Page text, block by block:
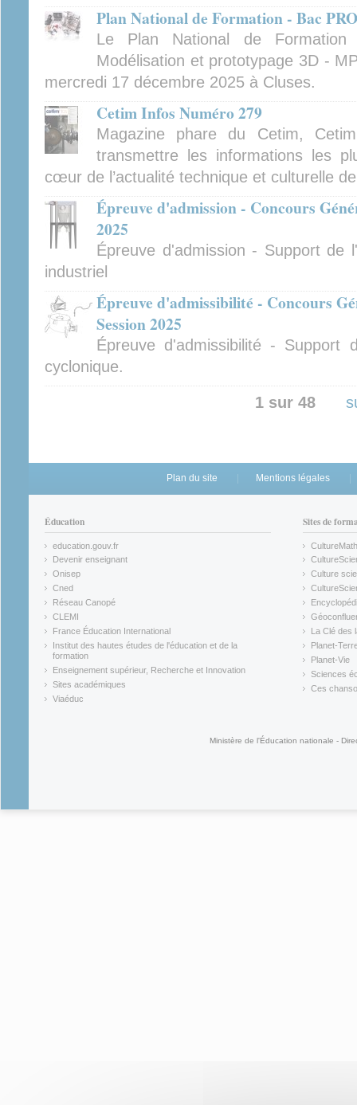
Plan National de Formation - Bac
Le Plan National de
Modélisation et prototypage 3D -
mercredi 17 décembre 2025 à Cluses.
Cetim Infos Numéro 279
Magazine phare du Cetim,
transmettre les informations les
cœur de l’actualité technique et culturelle
Épreuve d'admission - Concours
2025
Épreuve d'admission - Support de
industriel
Épreuve d'admissibilité - Concours
Session 2025
Épreuve d'admissibilité - Support
cyclonique.
1 sur 48
Plan du site Mentions légales
Éducation
education.gouv.fr
(link is external)
Devenir enseignant
(link is external)
Onisep
(link is external)
Cned
(link is external)
Réseau Canopé
(link is external)
CLEMI
(link is external)
France Éducation International
(link is external)
Institut des hautes études de l'éducation et de la
formation
(link is external)
Enseignement supérieur, Recherche et Innovation
(link is external)
Sites académiques
(link is external)
Viaéduc
Sites de
CultureMath
(link is
(link is
Culture
(link is
(link is
(link is
La Clé des
(link is
Planet-
(link is
Planet-Vie
(link is
Sciences
(link is
Ces
Ministère de l'Éducation nationale -